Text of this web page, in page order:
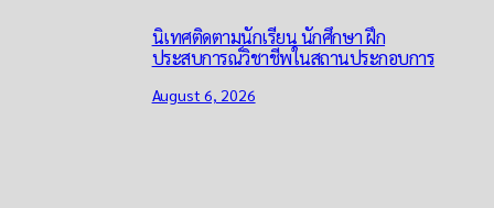
นิเทศติดตามนักเรียน นักศึกษา ฝึก
ประสบการณ์วิชาชีพในสถานประกอบการ
August 6, 2026